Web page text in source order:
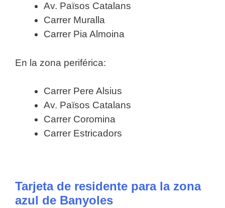
Av. Països Catalans
Carrer Muralla
Carrer Pia Almoina
En la zona periférica:
Carrer Pere Alsius
Av. Països Catalans
Carrer Coromina
Carrer Estricadors
Tarjeta de residente para la zona
azul de Banyoles